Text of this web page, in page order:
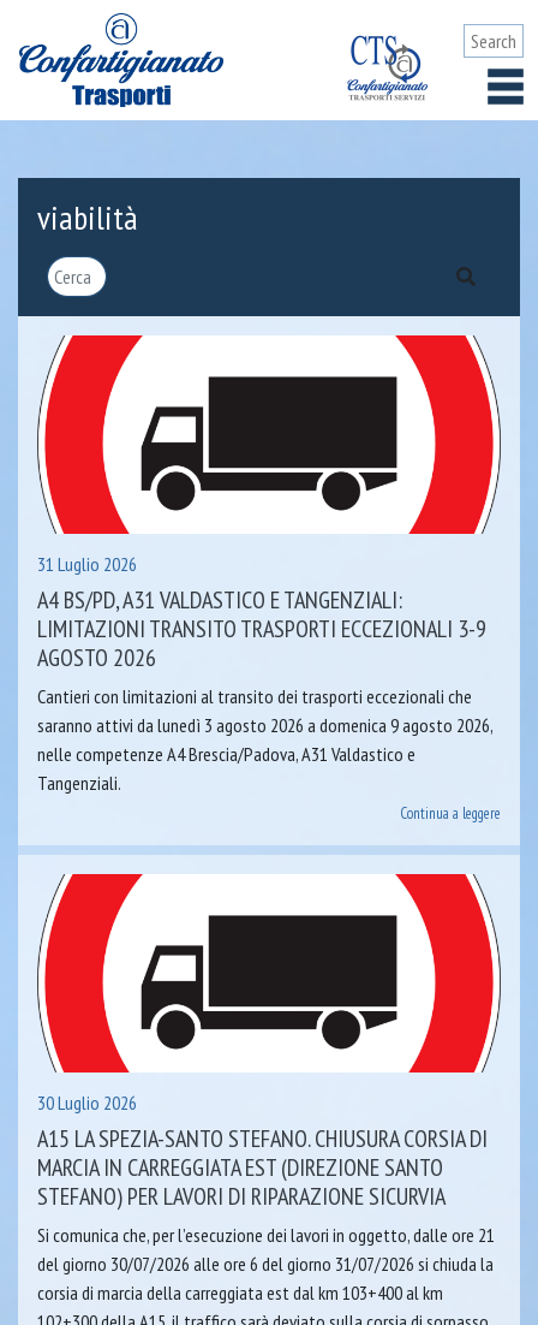
viabilità
31 Luglio 2026
A4 BS/PD, A31 VALDASTICO E TANGENZIALI:
LIMITAZIONI TRANSITO TRASPORTI ECCEZIONALI 3-9
AGOSTO 2026
Cantieri con limitazioni al transito dei trasporti eccezionali che
saranno attivi da lunedì 3 agosto 2026 a domenica 9 agosto 2026,
nelle competenze A4 Brescia/Padova, A31 Valdastico e
Tangenziali.
Continua a leggere
30 Luglio 2026
A15 LA SPEZIA-SANTO STEFANO. CHIUSURA CORSIA DI
MARCIA IN CARREGGIATA EST (DIREZIONE SANTO
STEFANO) PER LAVORI DI RIPARAZIONE SICURVIA
Si comunica che, per l’esecuzione dei lavori in oggetto, dalle ore 21
del giorno 30/07/2026 alle ore 6 del giorno 31/07/2026 si chiuda la
corsia di marcia della carreggiata est dal km 103+400 al km